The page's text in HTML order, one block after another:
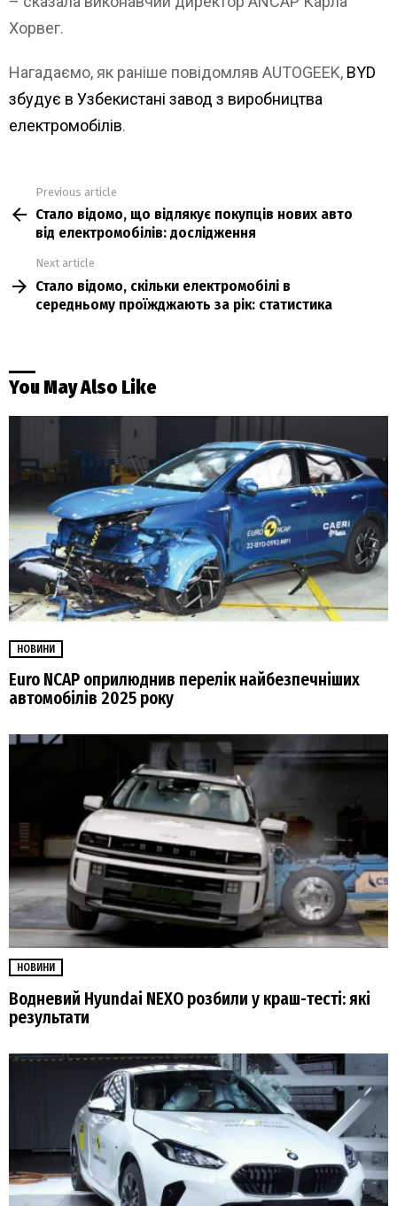
Хорвег.
Нагадаємо, як раніше повідомляв AUTOGEEK, BYD
збудує в Узбекистані завод з виробництва
електромобілів.
more
Previous article
Стало відомо, що відлякує покупців нових авто
від електромобілів: дослідження
Next article
Стало відомо, скільки електромобілі в
середньому проїжджають за рік: статистика
You May Also Like
НОВИНИ
Euro NCAP оприлюднив перелік найбезпечніших
автомобілів 2025 року
НОВИНИ
Водневий Hyundai NEXO розбили у краш-тесті: які
результати